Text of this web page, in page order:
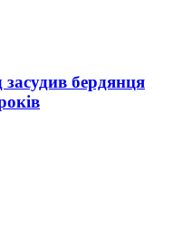
засудив бердянця